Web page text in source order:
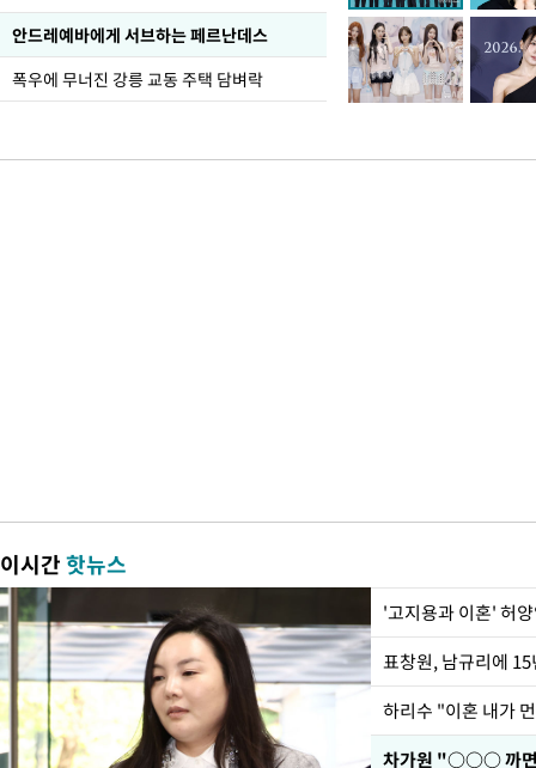
안드레예바에게 서브하는 페르난데스
폭우에 무너진 강릉 교동 주택 담벼락
이시간핫뉴스
'고지용과 이혼' 허
하리수 "이혼 내가